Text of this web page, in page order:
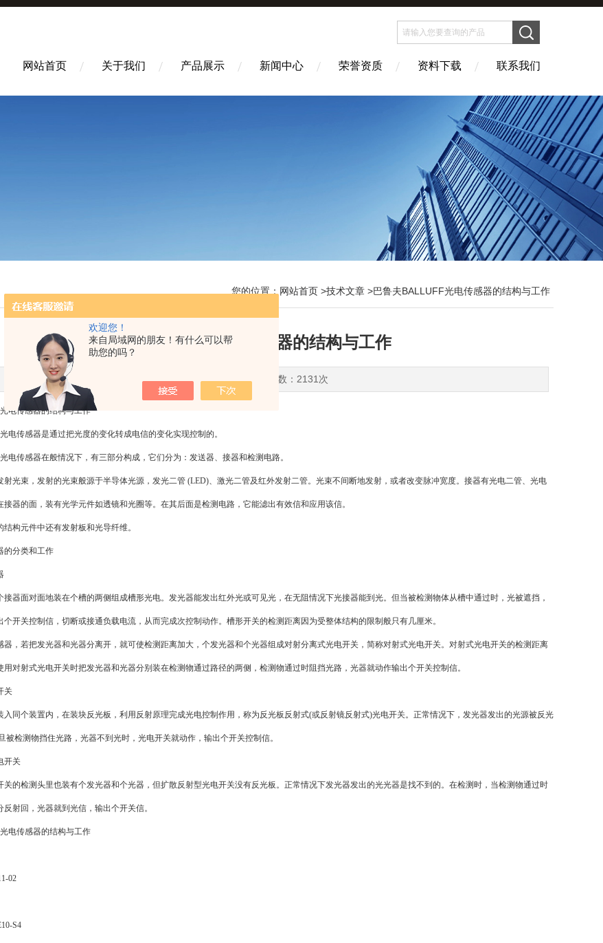
欢迎您！
来自局域网的朋友！有什么可以帮
助您的吗？
网站首页 关于我们 产品展示 新闻中心 荣誉资质 资料下载 联系我们
您的位置： 网站首页 >技术文章 >巴鲁夫BALLUFF光电传感器的结构与工作
巴鲁夫BALLUFF光电传感器的结构与工作
更新时间：2016-08-03 点击次数：2131次
传感器的结构与工作
传感器是通过把光度的变化转成电信的变化实现控制的。
传感器在般情况下，有三部分构成，它们分为：发送器、接器和检测电路。
束，发射的光束般源于半导体光源，发光二管 (LED)、激光二管及红外发射二管。光束不间断地发射，或者改变脉冲宽度。接器有光电二管、光电
器的面，装有光学元件如透镜和光圈等。在其后面是检测电路，它能滤出有效信和应用该信。
构元件中还有发射板和光导纤维。
分类和工作
面对面地装在个槽的两侧组成槽形光电。发光器能发出红外光或可见光，在无阻情况下光接器能到光。但当被检测物体从槽中通过时，光被遮挡，
个开关控制信，切断或接通负载电流，从而完成次控制动作。槽形开关的检测距离因为受整体结构的限制般只有几厘米。
若把发光器和光器分离开，就可使检测距离加大，个发光器和个光器组成对射分离式光电开关，简称对射式光电开关。对射式光电开关的检测距离
用对射式光电开关时把发光器和光器分别装在检测物通过路径的两侧，检测物通过时阻挡光路，光器就动作输出个开关控制信。
关
个装置内，在装块反光板，利用反射原理完成光电控制作用，称为反光板反射式(或反射镜反射式)光电开关。正常情况下，发光器发出的光源被反光
被检测物挡住光路，光器不到光时，光电开关就动作，输出个开关控制信。
关
检测头里也装有个发光器和个光器，但扩散反射型光电开关没有反光板。正常情况下发光器发出的光光器是找不到的。在检测时，当检测物通过时
射回，光器就到光信，输出个开关信。
传感器的结构与工作
02
S4